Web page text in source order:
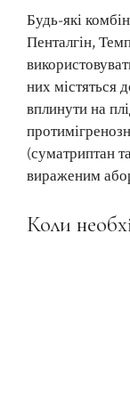
Будь-які
Пенталгін,
них містяться
вплинути на
(суматриптан
вираженим
Коли